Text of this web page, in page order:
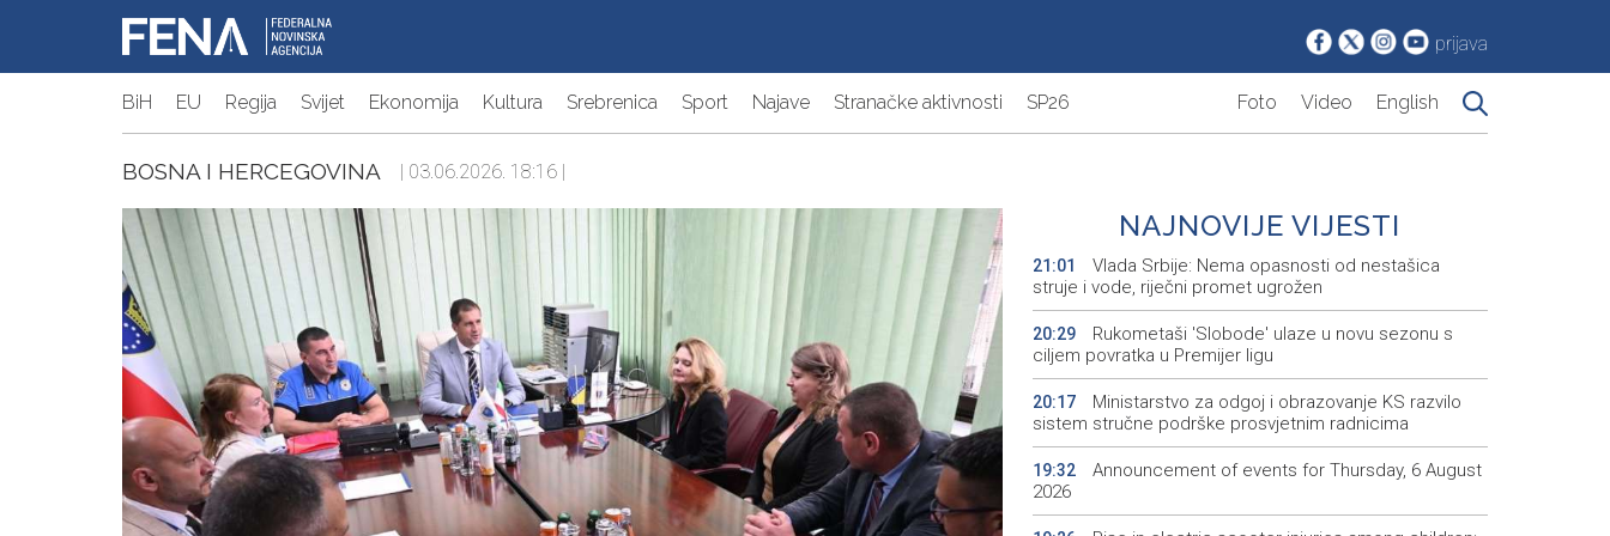
prijava
BiH EU Regija Svijet Ekonomija Kultura Srebrenica Sport Najave Stranačke aktivnosti SP26 Foto Video English
BOSNA I HERCEGOVINA | 03.06.2026. 18:16 |
NAJNOVIJE VIJESTI
21:01
Vlada Srbije: Nema opasnosti od nestašica
struje i vode, riječni promet ugrožen
20:29
Rukometaši 'Slobode' ulaze u novu sezonu s
ciljem povratka u Premijer ligu
20:17
Ministarstvo za odgoj i obrazovanje KS razvilo
sistem stručne podrške prosvjetnim radnicima
19:32
Announcement of events for Thursday, 6 August
2026